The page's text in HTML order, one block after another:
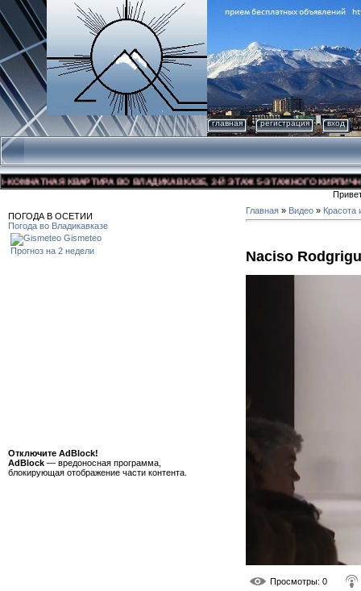
главная регистрация вход
КВАРТИРА ВО ВЛАДИКАВКАЗЕ, 3-Й ЭТАЖ 5-ЭТАЖНОГО
ПОГОДА В ОСЕТИИ
Погода во Владикавказе
Gismeteo
Прогноз на 2 недели
Отключите AdBlock!
AdBlock — вредоносная программа,
блокирующая отображение части контента.
Главная » Видео » Красота
Naciso
Просмотры: 0